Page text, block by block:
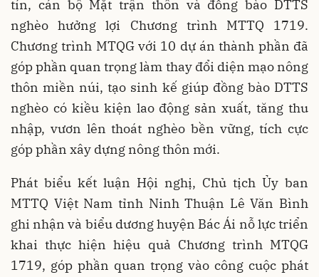
tín, cán bộ Mặt trận thôn và đồng bào DTTS
nghèo hưởng lợi Chương trình MTTQ 1719.
Chương trình MTQG với 10 dự án thành phần đã
góp phần quan trọng làm thay đổi diện mạo nông
thôn miền núi, tạo sinh kế giúp đồng bào DTTS
nghèo có kiều kiện lao động sản xuất, tăng thu
nhập, vươn lên thoát nghèo bền vững, tích cực
góp phần xây dựng nông thôn mới.
Phát biểu kết luận Hội nghị, Chủ tịch Ủy ban
MTTQ Việt Nam tỉnh Ninh Thuận Lê Văn Bình
ghi nhận và biểu dương huyện Bác Ái nỗ lực triển
khai thực hiện hiệu quả Chương trình MTQG
1719, góp phần quan trọng vào công cuộc phát